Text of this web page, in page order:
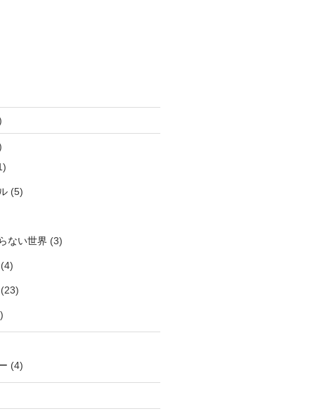
(5)
ない世界 (3)
(4)
(23)
(4)